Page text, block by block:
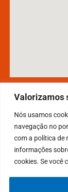
Valorizamos
Nós usamos
navegação no
com a política de
informações
cookies. Se você
Muito mais que
as exigências das